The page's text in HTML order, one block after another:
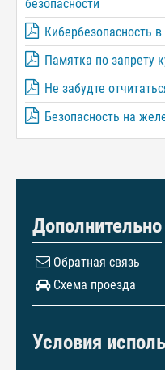
безопасности
Кибербезопасность
Памятка по запрету
Не забудте
Безопасность на
Дополнительно
Обратная связь
Схема проезда
Условия